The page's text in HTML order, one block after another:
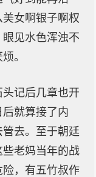
女啊银子啊权
见水色浑浊不
。
记后几章也开
就算接了内
去。至于朝廷
老妈当年的战
，有五竹叔作